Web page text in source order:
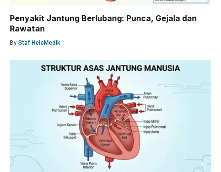
Penyakit Jantung Berlubang: Punca, Gejala dan
Rawatan
By Staf HeloMedik